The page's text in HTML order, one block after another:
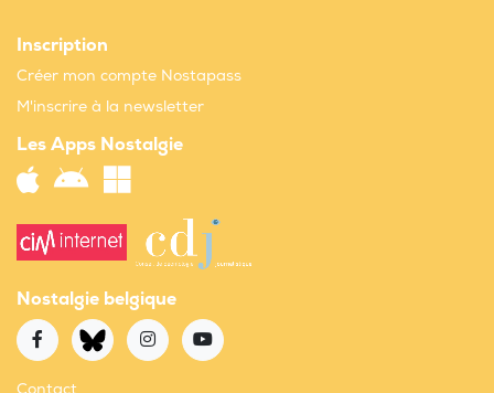
Inscription
Créer mon compte Nostapass
M'inscrire à la newsletter
Les Apps Nostalgie
Nostalgie belgique
Contact